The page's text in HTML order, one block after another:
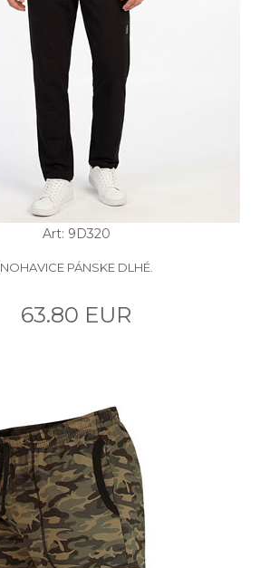
Art: 9D320
NOHAVICE PÁNSKE DLHÉ.
63.80 EUR